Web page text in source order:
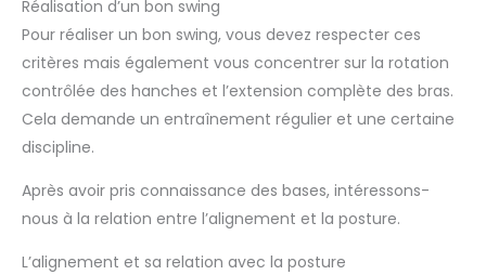
Réalisation d’un bon swing
Pour réaliser un bon swing, vous devez respecter ces
critères mais également vous concentrer sur la rotation
contrôlée des hanches et l’extension complète des bras.
Cela demande un entraînement régulier et une certaine
discipline.
Après avoir pris connaissance des bases, intéressons-
nous à la relation entre l’alignement et la posture.
L’alignement et sa relation avec la posture